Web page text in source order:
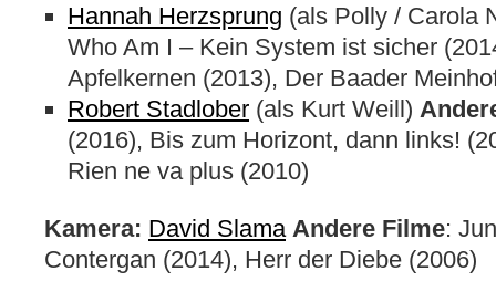
Hannah Herzsprung (als Polly / Carola
Who Am I – Kein System ist sicher
Apfelkernen (2013), Der Baader
Robert Stadlober (als Kurt Weill)
(2016), Bis zum Horizont, dann links!
Rien ne va plus (2010)
Kamera: David Slama Andere Filme:
Contergan (2014), Herr der Diebe (2006)